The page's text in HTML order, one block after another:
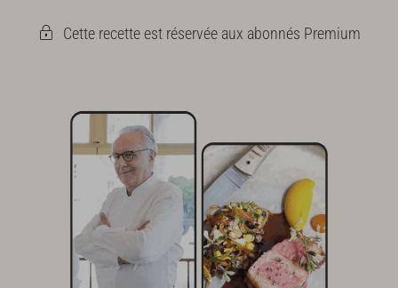
Cette recette est réservée aux abonnés Premium